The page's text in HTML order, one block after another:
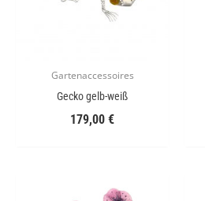
Gartenaccessoires
Gecko gelb-weiß
179,00 €